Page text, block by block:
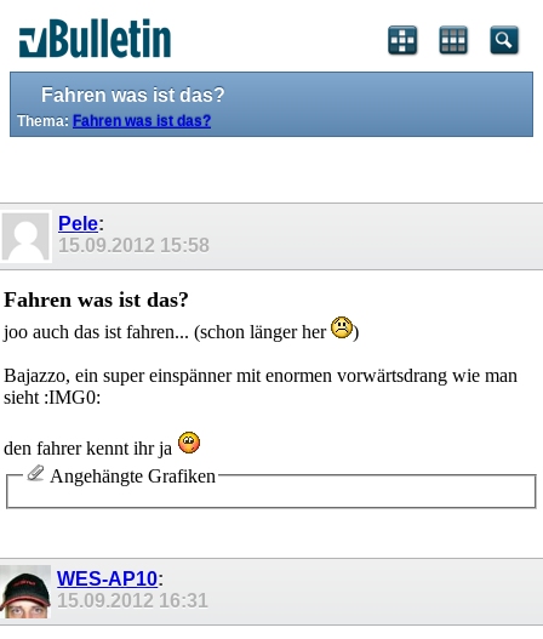
Fahren was ist das?
Thema: Fahren was ist das?
Pele:
15.09.2012 15:58
Fahren was ist das?
joo auch das ist fahren... (schon länger her )
Bajazzo, ein super einspänner mit enormen vorwärtsdrang wie man
sieht :IMG0:
den fahrer kennt ihr ja
Angehängte Grafiken
WES-AP10:
15.09.2012 16:31